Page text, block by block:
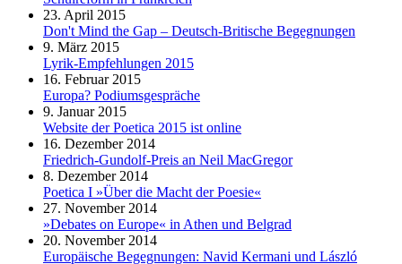
23. April 2015
Don't Mind the Gap – Deutsch-Britische Begegnungen
9. März 2015
Lyrik-Empfehlungen 2015
16. Februar 2015
Europa? Podiumsgespräche
9. Januar 2015
Website der Poetica 2015 ist online
16. Dezember 2014
Friedrich-Gundolf-Preis an Neil MacGregor
8. Dezember 2014
Poetica I »Über die Macht der Poesie«
27. November 2014
»Debates on Europe« in Athen und Belgrad
20. November 2014
Europäische Begegnungen: Navid Kermani und László